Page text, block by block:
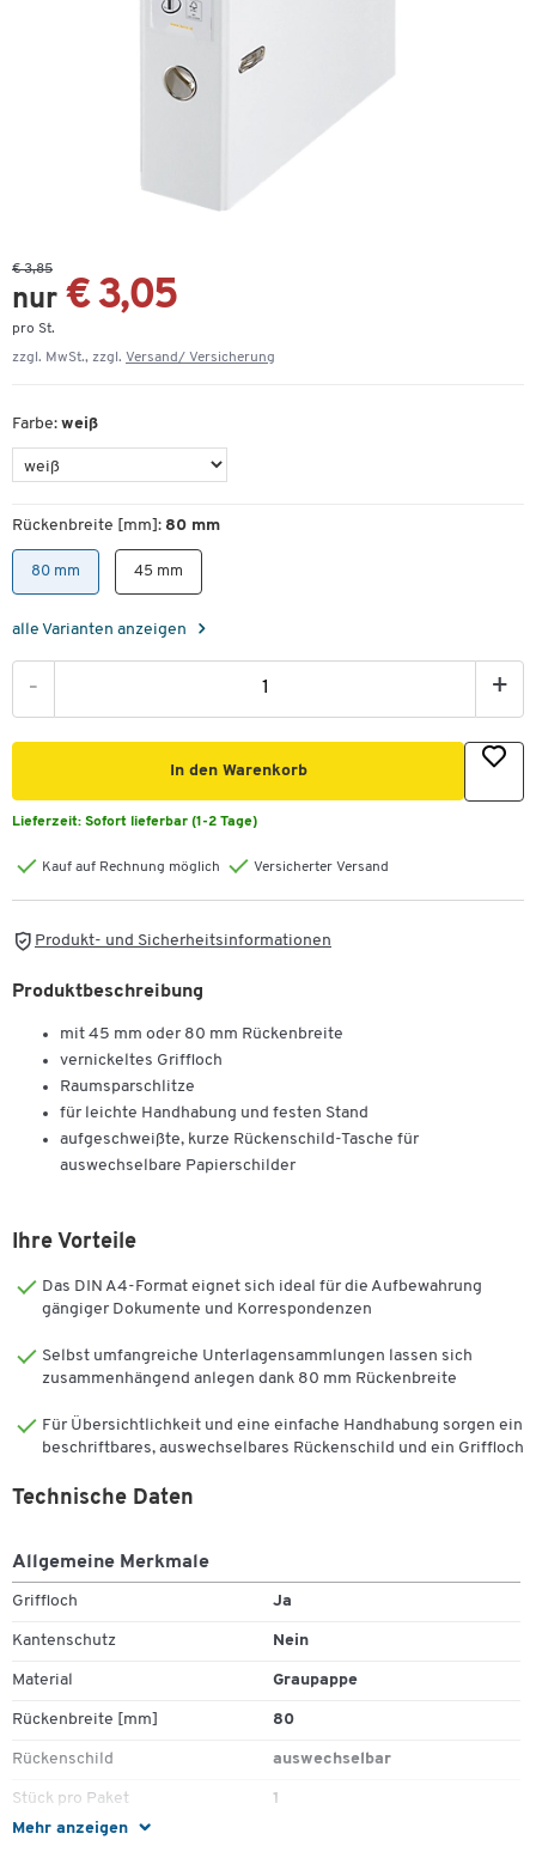
€ 3,85
nur € 3,05
pro St.
zzgl. MwSt., zzgl. Versand/ Versicherung
Farbe: weiß
Rückenbreite [mm]: 80 mm
80 mm 45 mm
alle Varianten anzeigen
- +
In den Warenkorb
Lieferzeit: Sofort lieferbar (1-2 Tage)
Kauf auf Rechnung möglich Versicherter Versand
Produkt- und Sicherheitsinformationen
Produktbeschreibung
mit 45 mm oder 80 mm Rückenbreite
vernickeltes Griffloch
Raumsparschlitze
für leichte Handhabung und festen Stand
aufgeschweißte, kurze Rückenschild-Tasche für
auswechselbare Papierschilder
Ihre Vorteile
Das DIN A4-Format eignet sich ideal für die Aufbewahrung
gängiger Dokumente und Korrespondenzen
Selbst umfangreiche Unterlagensammlungen lassen sich
zusammenhängend anlegen dank 80 mm Rückenbreite
Für Übersichtlichkeit und eine einfache Handhabung sorgen ein
beschriftbares, auswechselbares Rückenschild und ein Griffloch
Mehr anzeigen
Technische Daten
Allgemeine Merkmale
Griffloch Ja
Kantenschutz Nein
Material Graupappe
Rückenbreite [mm] 80
Rückenschild auswechselbar
Stück pro Paket 1